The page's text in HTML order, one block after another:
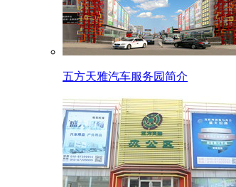
五方天雅汽车服务园简介